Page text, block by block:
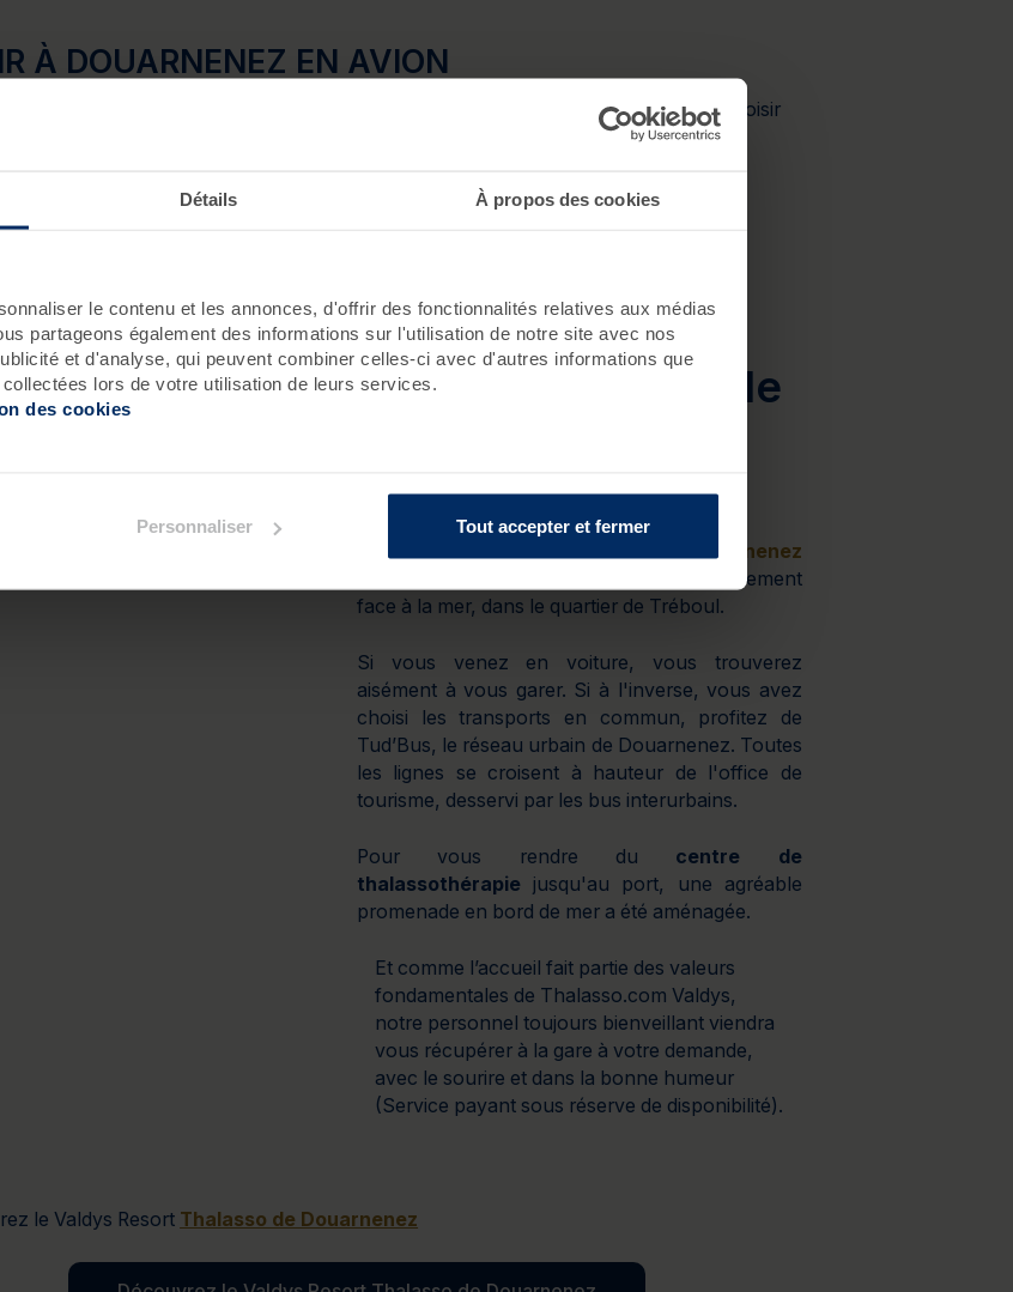
Détails À propos des cookies
le contenu et les annonces, d'offrir des fonctionnalités relatives aux médias
partageons également des informations sur l'utilisation de notre site avec nos
et d'analyse, qui peuvent combiner celles-ci avec d'autres informations que
lors de votre utilisation de leurs services.
des cookies
Personnaliser Tout accepter et fermer
À DOUARNENEZ EN AVION
constitue une excellente solution pour les plus pressés. Là encore, vous pouvez choisir
Quimper. Si vous atterrissez à Brest ou encore à Lorient, vous trouverez des
Comment se
rendre au centre de
de Douarnenez ?
centre de thalassothérapie de Douarnenez
se situe au calme, à l'écart du centre, directement
face à la mer, dans le quartier de Tréboul.
Si vous venez en voiture, vous trouverez
aisément à vous garer. Si à l'inverse, vous avez
choisi les transports en commun, profitez de
Tud’Bus, le réseau urbain de Douarnenez. Toutes
les lignes se croisent à hauteur de l'office de
tourisme, desservi par les bus interurbains.
Pour vous rendre du centre de
thalassothérapie jusqu'au port, une agréable
promenade en bord de mer a été aménagée.
Et comme l’accueil fait partie des valeurs
fondamentales de Thalasso.com Valdys,
notre personnel toujours bienveillant viendra
vous récupérer à la gare à votre demande,
avec le sourire et dans la bonne humeur
(Service payant sous réserve de disponibilité).
le Valdys Resort Thalasso de Douarnenez